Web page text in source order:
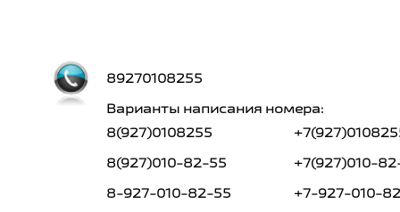
89270108255
Варианты написания номера:
8(927)0108255
8(927)010-82-55
8-927-010-82-55
+7(927)010-
+7-927-010-